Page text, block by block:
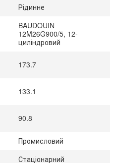
Рідинне
BAUDOUIN
12M26G900/5, 12-
циліндровий
173.7
133.1
90.8
Промисловий
Стаціонарний